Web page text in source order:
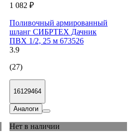
1 082 ₽
Поливочный армированный
шланг СИБРТЕХ Дачник
ПВХ 1/2, 25 м 673526
3.9
(27)
16129464
Аналоги
Нет в наличии